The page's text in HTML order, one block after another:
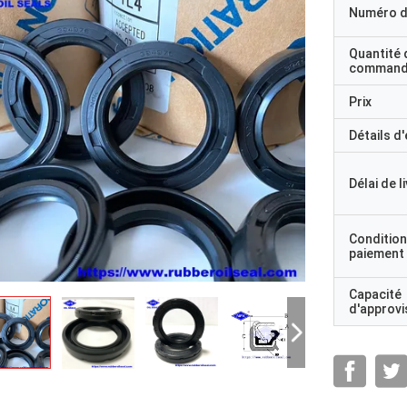
Numéro
Quantité
Prix
Détails
Délai de
paiement
Capacité